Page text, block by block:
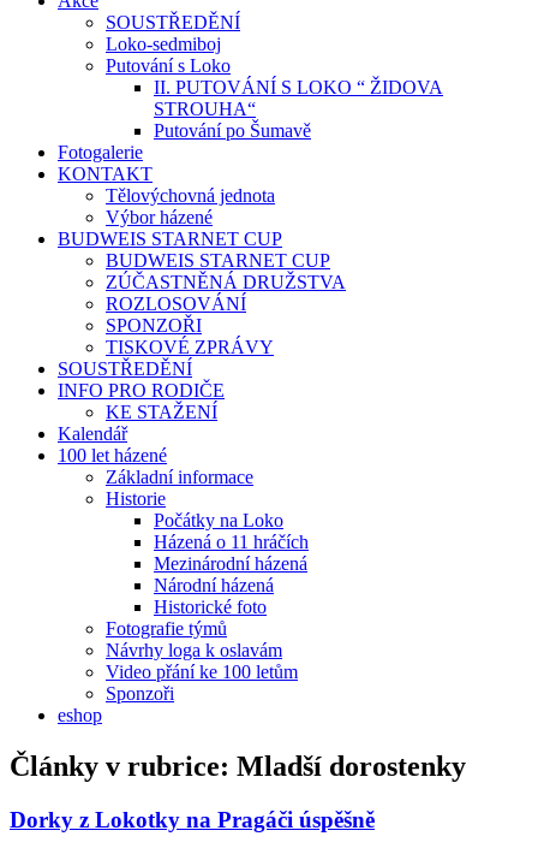
SOUSTŘEDĚNÍ
Loko-sedmiboj
Putování s Loko
II. PUTOVÁNÍ S LOKO “ ŽIDOVA
STROUHA“
Putování po Šumavě
Fotogalerie
KONTAKT
Tělovýchovná jednota
Výbor házené
BUDWEIS STARNET CUP
BUDWEIS STARNET CUP
ZÚČASTNĚNÁ DRUŽSTVA
ROZLOSOVÁNÍ
SPONZOŘI
TISKOVÉ ZPRÁVY
SOUSTŘEDĚNÍ
INFO PRO RODIČE
KE STAŽENÍ
Kalendář
100 let házené
Základní informace
Historie
Počátky na Loko
Házená o 11 hráčích
Mezinárodní házená
Národní házená
Historické foto
Fotografie týmů
Návrhy loga k oslavám
Video přání ke 100 letům
Sponzoři
eshop
Články v rubrice: Mladší dorostenky
Dorky z Lokotky na Pragáči úspěšně